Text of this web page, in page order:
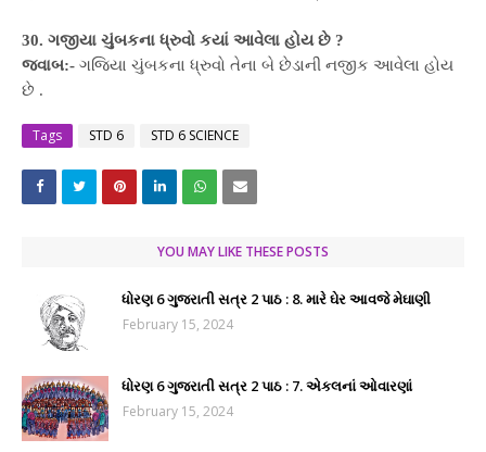
30. ગજીયા ચુંબકના ધ્રુવો કયાં આવેલા હોય છે ?
જવાબ:- ગજિયા ચુંબકના ધ્રુવો તેના બે છેડાની નજીક આવેલા હોય
છે .
Tags STD 6 STD 6 SCIENCE
YOU MAY LIKE THESE POSTS
ધોરણ 6 ગુજરાતી સત્ર 2 પાઠ : 8. મારે ઘેર આવજે મેઘાણી
February 15, 2024
ધોરણ 6 ગુજરાતી સત્ર 2 પાઠ : 7. એકલનાં ઓવારણાં
February 15, 2024